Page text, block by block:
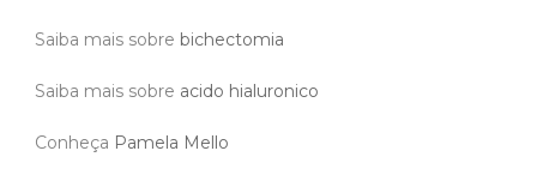
Saiba mais sobre bichectomia
Saiba mais sobre acido hialuronico
Conheça Pamela Mello